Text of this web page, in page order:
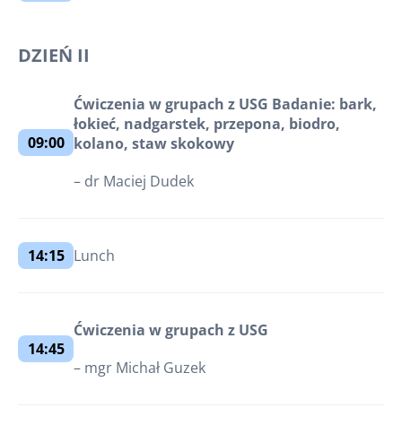
DZIEŃ II
09:00
Ćwiczenia w grupach z USG Badanie: bark,
łokieć, nadgarstek, przepona, biodro,
kolano, staw skokowy
– dr Maciej Dudek
14:15 Lunch
14:45
Ćwiczenia w grupach z USG
– mgr Michał Guzek